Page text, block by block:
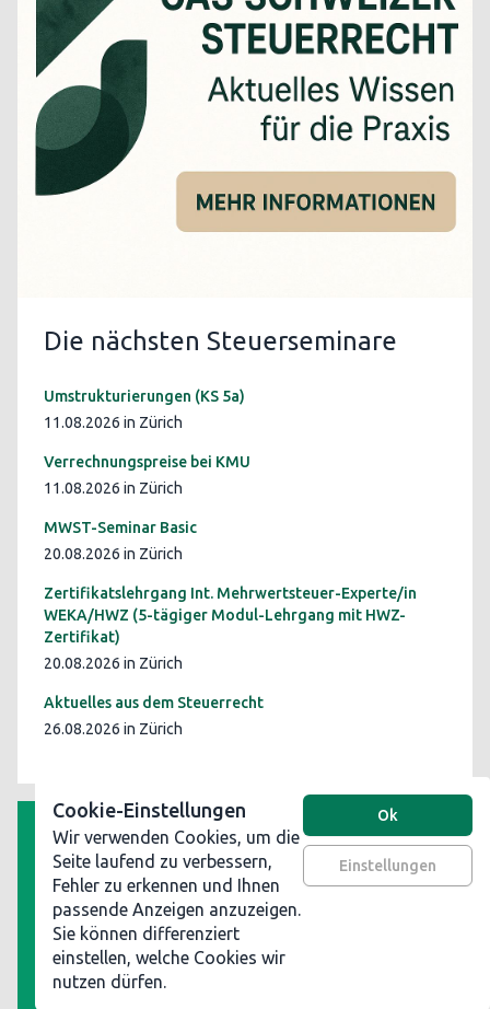
Die nächsten Steuerseminare
Umstrukturierungen (KS 5a)
11.08.2026 in Zürich
Verrechnungspreise bei KMU
11.08.2026 in Zürich
MWST-Seminar Basic
20.08.2026 in Zürich
Zertifikatslehrgang Int. Mehrwertsteuer-Experte/in
WEKA/HWZ (5-tägiger Modul-Lehrgang mit HWZ-
Zertifikat)
20.08.2026 in Zürich
Aktuelles aus dem Steuerrecht
26.08.2026 in Zürich
AGB
Datenschutz
Impressum
Werben Sie auf steuerinformationen.ch
Cookie-Einstellungen
Wir verwenden Cookies, um die
Seite laufend zu verbessern,
Fehler zu erkennen und Ihnen
passende Anzeigen anzuzeigen.
Sie können differenziert
einstellen, welche Cookies wir
nutzen dürfen.
Ok
Einstellungen